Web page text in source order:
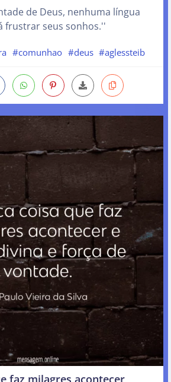
de Deus, nenhuma língua
frustrar seus sonhos.''
#comunhao #deus #aglessteib
faz milagres acontecer